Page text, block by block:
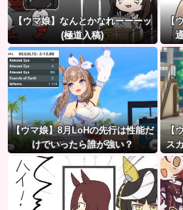
【ウマ娘】なんとかなれーーーッ
(極道入稿)
【
【ウマ娘】8月LoHの先行は性能だ
けでいったら誰が強い？
【
ス